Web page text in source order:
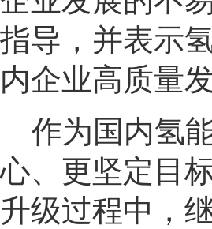
指导，并表示
内企业高质量发
作为国内氢
心、更坚定目
升级过程中，